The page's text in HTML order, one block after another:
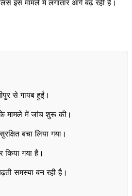
इस मामले में लगातार आगे बढ़ रही है।
से गायब हुईं।
मामले में जांच शुरू की।
बचा लिया गया।
किया गया है।
समस्या बन रही है।